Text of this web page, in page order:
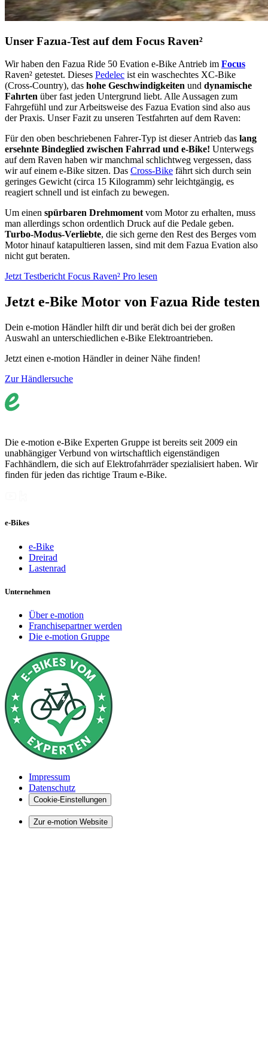
Unser Fazua-Test auf dem Focus Raven²
Wir haben den Fazua Ride 50 Evation e-Bike Antrieb im Focus
Raven² getestet. Dieses Pedelec ist ein waschechtes XC-Bike
(Cross-Country), das hohe Geschwindigkeiten und dynamische
Fahrten über fast jeden Untergrund liebt. Alle Aussagen zum
Fahrgefühl und zur Arbeitsweise des Fazua Evation sind also aus
der Praxis. Unser Fazit zu unseren Testfahrten auf dem Raven:
Für den oben beschriebenen Fahrer-Typ ist dieser Antrieb das lang
ersehnte Bindeglied zwischen Fahrrad und e-Bike! Unterwegs
auf dem Raven haben wir manchmal schlichtweg vergessen, dass
wir auf einem e-Bike sitzen. Das Cross-Bike fährt sich durch sein
geringes Gewicht (circa 15 Kilogramm) sehr leichtgängig, es
reagiert schnell und ist einfach zu bewegen.
Um einen spürbaren Drehmomentvom Motor zu erhalten, muss
man allerdings schon ordentlich Druck auf die Pedale geben.
Turbo-Modus-Verliebte, die sich gerne den Rest des Berges vom
Motor hinauf katapultieren lassen, sind mit dem Fazua Evation also
nicht gut beraten.
Jetzt Testbericht Focus Raven² Pro lesen
Jetzt e-Bike Motor von Fazua Ride testen
Dein e-motion Händler hilft dir und berät dich bei der großen
Auswahl an unterschiedlichen e-Bike Elektroantrieben.
Jetzt einen e-motion Händler in deiner Nähe finden!
Zur Händlersuche
Die e-motion e-Bike Experten Gruppe ist bereits seit 2009 ein
unabhängiger Verbund von wirtschaftlich eigenständigen
Fachhändlern, die sich auf Elektrofahrräder spezialisiert haben. Wir
finden für jeden das richtige Traum e-Bike.
e-Bikes
e-Bike
Dreirad
Lastenrad
Unternehmen
Über e-motion
Franchisepartner werden
Die e-motion Gruppe
Impressum
Datenschutz
Cookie-Einstellungen
Zur e-motion Website